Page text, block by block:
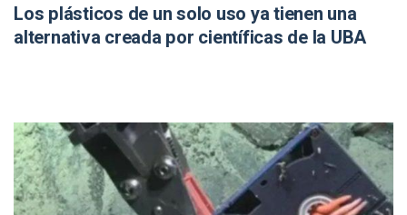
Los plásticos de un solo uso ya tienen una
alternativa creada por científicas de la UBA